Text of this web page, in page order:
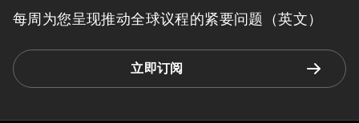
每周为您呈现推动全球议程的紧要问题（英文）
立即订阅